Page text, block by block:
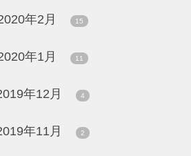
年2月 15
年1月 11
年12月 4
年11月 2